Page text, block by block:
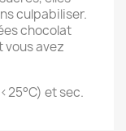
culpabiliser.
chocolat
vous avez
et sec.